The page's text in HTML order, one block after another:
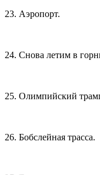
23. Аэропорт.
24. Снова летим в
25. Олимпийский
26. Бобслейная трасса.